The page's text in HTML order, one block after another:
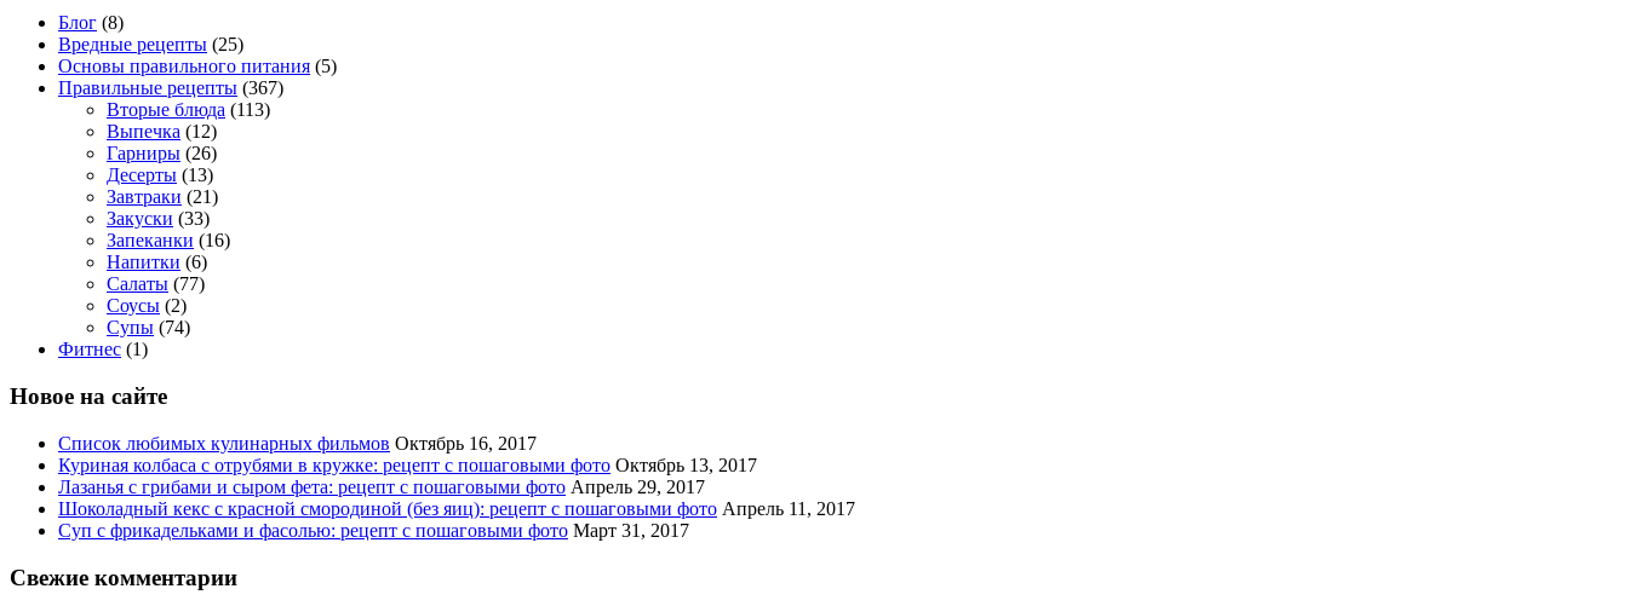
Блог (8)
Вредные рецепты (25)
Основы правильного питания (5)
Правильные рецепты (367)
Вторые блюда (113)
Выпечка (12)
Гарниры (26)
Десерты (13)
Завтраки (21)
Закуски (33)
Запеканки (16)
Напитки (6)
Салаты (77)
Соусы (2)
Супы (74)
Фитнес (1)
Новое на сайте
Список любимых кулинарных фильмов Октябрь 16, 2017
Куриная колбаса с отрубями в кружке: рецепт с пошаговыми фото Октябрь 13, 2017
Лазанья с грибами и сыром фета: рецепт с пошаговыми фото Апрель 29, 2017
Шоколадный кекс с красной смородиной (без яиц): рецепт с пошаговыми фото Апрель 11, 2017
Суп с фрикадельками и фасолью: рецепт с пошаговыми фото Март 31, 2017
Свежие комментарии